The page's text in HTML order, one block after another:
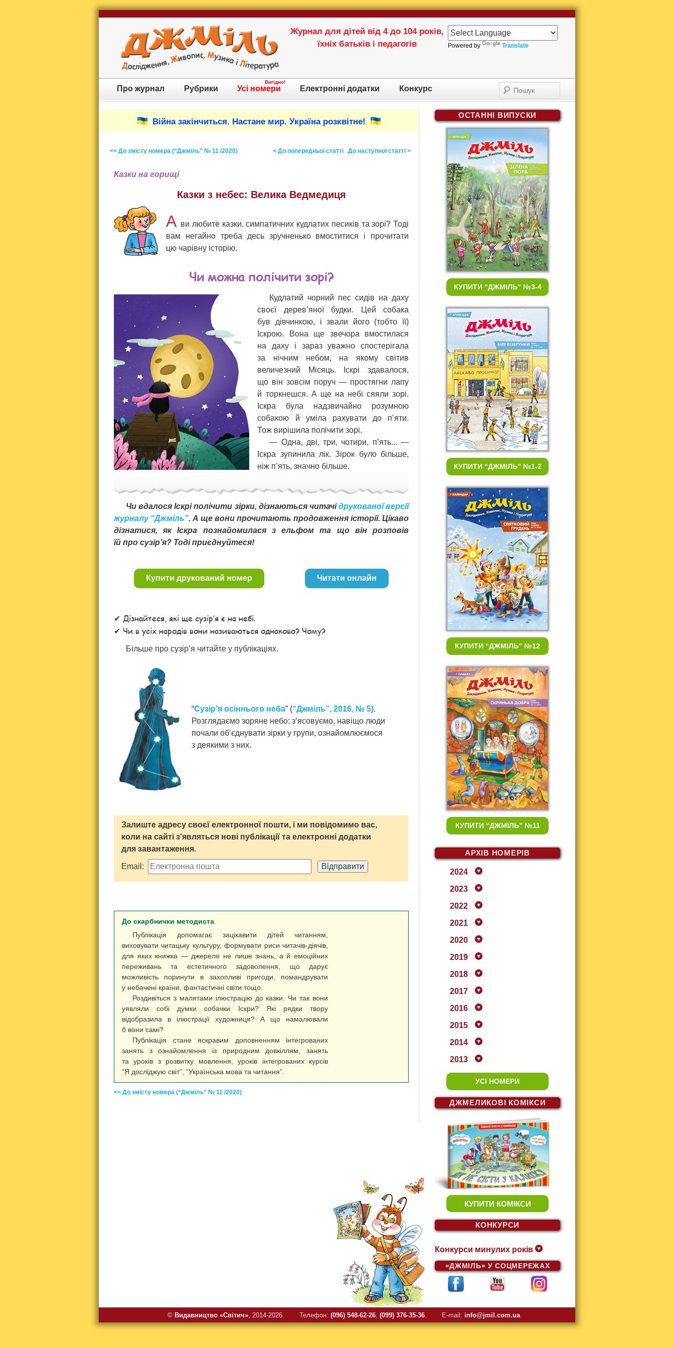
Powered by Translate
Журнал для дітей від 4 до 104 років,
їхніх батьків і педагогів
Про журнал Рубрики Усі номери
Вигідно!
Електронні додатки Конкурс
Війна закінчиться. Настане мир. Україна розквітне!
<< До змісту номера (“Джміль” № 11 /2020) < До попередньої статті До наступної статті >
Казки на горищі
Казки з небес: Велика Ведмедиця
А ви любите казки, симпатичних кудлатих песиків та зорі? Тоді
вам негайно треба десь зручненько вмоститися і прочитати
цю чарівну історію.
Чи можна полічити зорі?
Кудлатий чорний пес сидів на даху
своєї дерев’яної будки. Цей собака
був дівчинкою, і звали його (тобто її)
Іскрою. Вона ще звечора вмостилася
на даху і зараз уважно спостерігала
за нічним небом, на якому світив
величезний Місяць. Іскрі здавалося,
що він зовсім поруч — простягни лапу
й торкнешся. А ще на небі сяяли зорі.
Іскра була надзвичайно розумною
собакою й уміла рахувати до п’яти.
Тож вирішила полічити зорі.
— Одна, дві, три, чотири, п’ять... —
Іскра зупинила лік. Зірок було більше,
ніж п’ять, значно більше.
Чи вдалося Іскрі полічити зірки, дізнаються читачідрукованої версії
журналу “Джміль”. А ще вони прочитають продовження історії. Цікаво
дізнатися, як Іскра познайомилася з ельфом та що він розповів
їй про сузір’я? Тоді приєднуйтеся!
Купити друкований номер Читати онлайн
Дізнайтеся, які ще сузір’я є на небі.
Чи в усіх народів вони називаються однаково? Чому?
Більше про сузір’я читайте у публікаціях.
“Сузір’я осіннього неба” (“Джміль”, 2016, № 5).
Розглядаємо зоряне небо: з’ясовуємо, навіщо люди
почали об’єднувати зірки у групи, ознайомлюємося
з деякими з них.
Залиште адресу своєї електронної пошти, і ми повідомимо вас,
коли на сайті з'являться нові публікації та електронні додатки
для завантаження.
Email:
До скарбнички методиста
Публікація допомагає зацікавити дітей читанням,
виховувати читацьку культуру, формувати риси читачів-діячів,
для яких книжка — джерело не лише знань, а й емоційних
переживань та естетичного задоволення, що дарує
можливість поринути в захопливі пригоди, помандрувати
у небачені країни, фантастичні світи тощо.
Роздивіться з малятами ілюстрацію до казки. Чи так вони
уявляли собі думки собачки Іскри? Які рядки твору
відобразила в ілюстрації художниця? А що намалювали
б вони самі?
Публікація стане яскравим доповненням інтегрованих
занять з ознайомлення із природним довкіллям, занять
та уроків з розвитку мовлення, уроків інтегрованих курсів
“Я досліджую світ”, “Українська мова та читання”.
<< До змісту номера (“Джміль” № 11 /2020)
ОСТАННІ ВИПУСКИ
КУПИТИ “ДЖМІЛЬ” №3-4
КУПИТИ “ДЖМІЛЬ” №1-2
КУПИТИ “ДЖМІЛЬ” №12
КУПИТИ “ДЖМІЛЬ” №11
АРХІВ НОМЕРІВ
2024
2023
2022
2021
2020
2019
2018
2017
2016
2015
2014
2013
УСІ НОМЕРИ
ДЖМЕЛИКОВІ КОМІКСИ
КУПИТИ КОМІКСИ
КОНКУРСИ
Конкурси минулих років
«ДЖМІЛЬ» У СОЦМЕРЕЖАХ
© Видавництво «Свiтич», 2014-2026. Телефон: (096) 548-62-26, (099) 376-35-36. E-mail: info@jmil.com.ua